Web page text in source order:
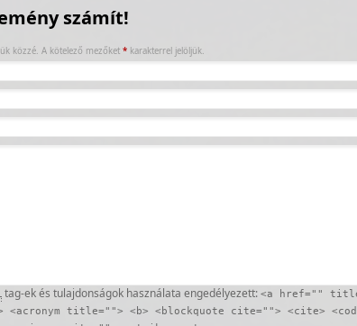
számít!
közzé. A kötelező mezőket * karakterrel jelöljük.
tag-ek és tulajdonságok használata engedélyezett: <a href=""
title=""> <b> <blockquote cite=""> <cite>